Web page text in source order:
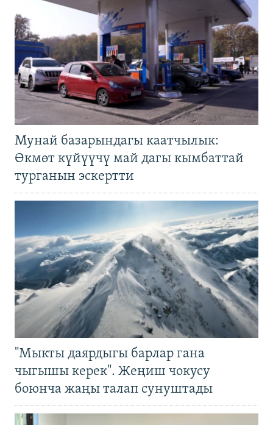
Мунай базарындагы каатчылык:
Өкмөт күйүүчү май дагы кымбаттай
турганын эскертти
"Мыкты даярдыгы барлар гана
чыгышы керек". Жеңиш чокусу
боюнча жаңы талап сунуштады